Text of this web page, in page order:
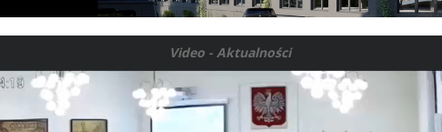
Video - Aktualności